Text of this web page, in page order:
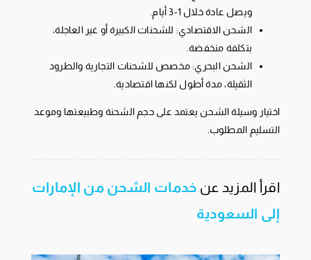
ويصل عادة خلال 1-3 أيام.
الشحن الاقتصادي: للشحنات الكبيرة أو غير العاجلة،
بتكلفة منخفضة.
الشحن البحري: مخصص للشحنات التجارية والطرود
الثقيلة، مدة أطول لكنها اقتصادية.
اختيار وسيلة الشحن يعتمد على حجم الشحنة وطبيعتها وموعد
التسليم المطلوب.
اقرأ المزيد عن خدمات الشحن من الإمارات
إلى السعودية